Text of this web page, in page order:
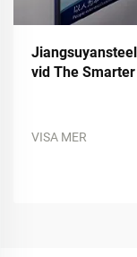
vid The
VISA MER